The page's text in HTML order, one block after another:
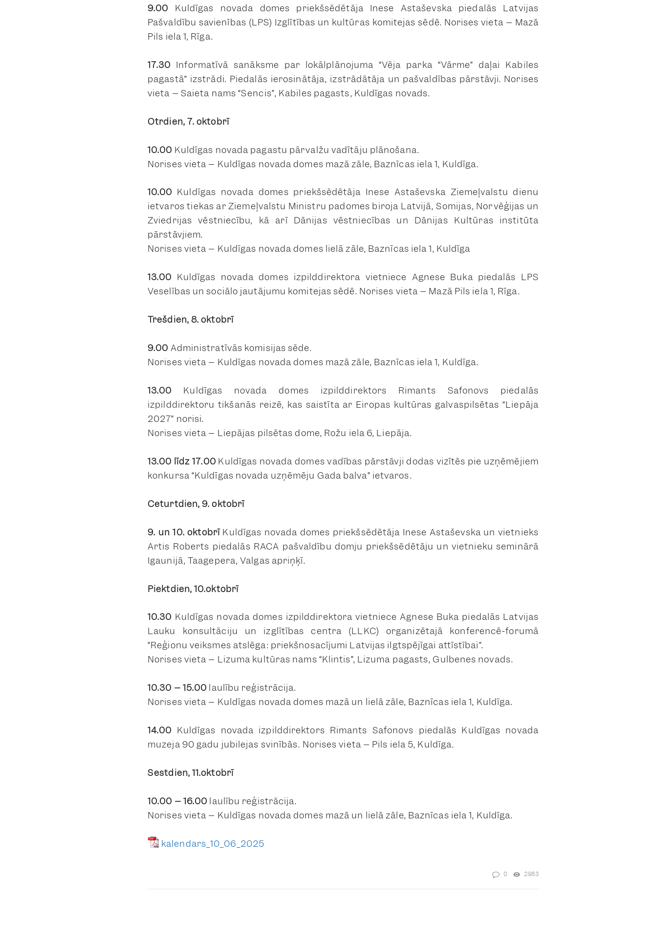
9.00 Kuldīgas novada domes priekšsēdētāja Inese Astaševska piedalās Latvijas
Pašvaldību savienības (LPS) Izglītības un kultūras komitejas sēdē. Norises vieta – Mazā
Pils iela 1, Rīga.
17.30 Informatīvā sanāksme par lokālplānojuma “Vēja parka “Vārme” daļai Kabiles
pagastā” izstrādi. Piedalās ierosinātāja, izstrādātāja un pašvaldības pārstāvji. Norises
vieta – Saieta nams “Sencis”, Kabiles pagasts, Kuldīgas novads.
Otrdien, 7. oktobrī
10.00 Kuldīgas novada pagastu pārvalžu vadītāju plānošana.
Norises vieta – Kuldīgas novada domes mazā zāle, Baznīcas iela 1, Kuldīga.
10.00 Kuldīgas novada domes priekšsēdētāja Inese Astaševska Ziemeļvalstu dienu
ietvaros tiekas ar Ziemeļvalstu Ministru padomes biroja Latvijā, Somijas, Norvēģijas un
Zviedrijas vēstniecību, kā arī Dānijas vēstniecības un Dānijas Kultūras institūta
pārstāvjiem.
Norises vieta – Kuldīgas novada domes lielā zāle, Baznīcas iela 1, Kuldīga
13.00 Kuldīgas novada domes izpilddirektora vietniece Agnese Buka piedalās LPS
Veselības un sociālo jautājumu komitejas sēdē. Norises vieta – Mazā Pils iela 1, Rīga.
Trešdien, 8. oktobrī
9.00 Administratīvās komisijas sēde.
Norises vieta – Kuldīgas novada domes mazā zāle, Baznīcas iela 1, Kuldīga.
13.00 Kuldīgas novada domes izpilddirektors Rimants Safonovs piedalās
izpilddirektoru tikšanās reizē, kas saistīta ar Eiropas kultūras galvaspilsētas “Liepāja
2027” norisi.
Norises vieta – Liepājas pilsētas dome, Rožu iela 6, Liepāja.
13.00 līdz 17.00 Kuldīgas novada domes vadības pārstāvji dodas vizītēs pie uzņēmējiem
konkursa “Kuldīgas novada uzņēmēju Gada balva” ietvaros.
Ceturtdien, 9. oktobrī
9. un 10. oktobrī Kuldīgas novada domes priekšsēdētāja Inese Astaševska un vietnieks
Artis Roberts piedalās RACA pašvaldību domju priekšsēdētāju un vietnieku seminārā
Igaunijā, Taagepera, Valgas apriņķī.
Piektdien, 10.oktobrī
10.30 Kuldīgas novada domes izpilddirektora vietniece Agnese Buka piedalās Latvijas
Lauku konsultāciju un izglītības centra (LLKC) organizētajā konferencē-forumā
“Reģionu veiksmes atslēga: priekšnosacījumi Latvijas ilgtspējīgai attīstībai”.
Norises vieta – Lizuma kultūras nams “Klintis”, Lizuma pagasts, Gulbenes novads.
10.30 – 15.00 laulību reģistrācija.
Norises vieta – Kuldīgas novada domes mazā un lielā zāle, Baznīcas iela 1, Kuldīga.
14.00 Kuldīgas novada izpilddirektors Rimants Safonovs piedalās Kuldīgas novada
muzeja 90 gadu jubilejas svinībās. Norises vieta – Pils iela 5, Kuldīga.
Sestdien, 11.oktobrī
10.00 – 16.00 laulību reģistrācija.
Norises vieta – Kuldīgas novada domes mazā un lielā zāle, Baznīcas iela 1, Kuldīga.
kalendars_10_06_2025
0 2983